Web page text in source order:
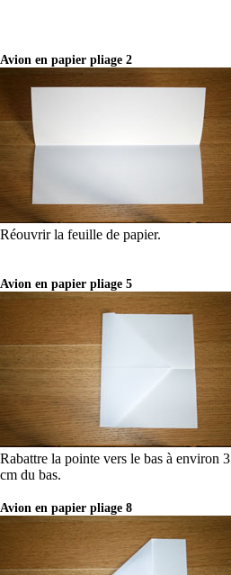
Avion en papier pliage 2
Réouvrir la feuille de papier.
Avion en papier pliage 5
Rabattre la pointe vers le bas à environ 3
cm du bas.
Avion en papier pliage 8